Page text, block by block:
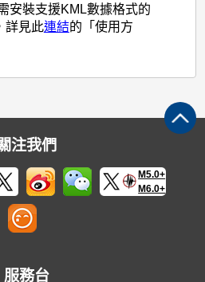
安裝支援KML數據格式的
詳見此連結的「使用方
注我們
M5.0+
M6.0+
服務台